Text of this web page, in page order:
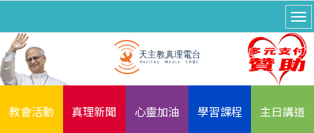
教會活動 真理新聞 心靈加油 學習課程 主日講道